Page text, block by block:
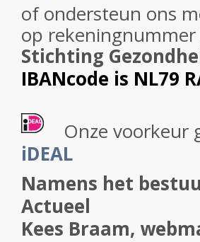
of ondersteun ons
op rekeningnummer
Stichting
IBANcode is NL79
Onze voorkeur
iDEAL
Namens het
Actueel
Kees Braam,